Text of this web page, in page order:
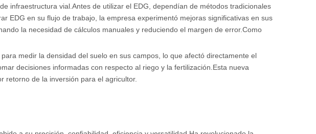
infraestructura vial.Antes de utilizar el EDG, dependían de métodos tradicionales
EDG en su flujo de trabajo, la empresa experimentó mejoras significativas en sus
la necesidad de cálculos manuales y reduciendo el margen de error.Como
medir la densidad del suelo en sus campos, lo que afectó directamente el
decisiones informadas con respecto al riego y la fertilización.Esta nueva
retorno de la inversión para el agricultor.